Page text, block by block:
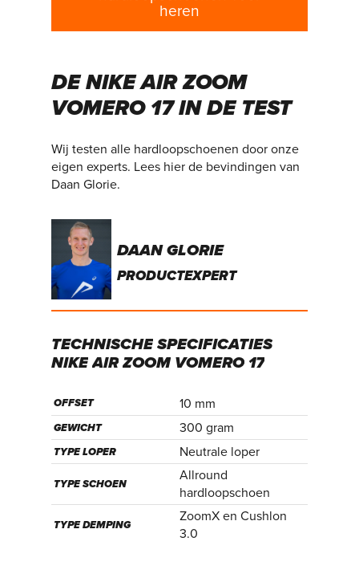
heren
DE NIKE AIR ZOOM
VOMERO 17 IN DE TEST
Wij testen alle hardloopschoenen door onze
eigen experts. Lees hier de bevindingen van
Daan Glorie.
DAAN GLORIE
PRODUCTEXPERT
TECHNISCHE SPECIFICATIES
NIKE AIR ZOOM VOMERO 17
OFFSET 10 mm
GEWICHT 300 gram
TYPE LOPER Neutrale loper
TYPE SCHOEN
Allround
hardloopschoen
TYPE DEMPING
ZoomX en Cushlon
3.0